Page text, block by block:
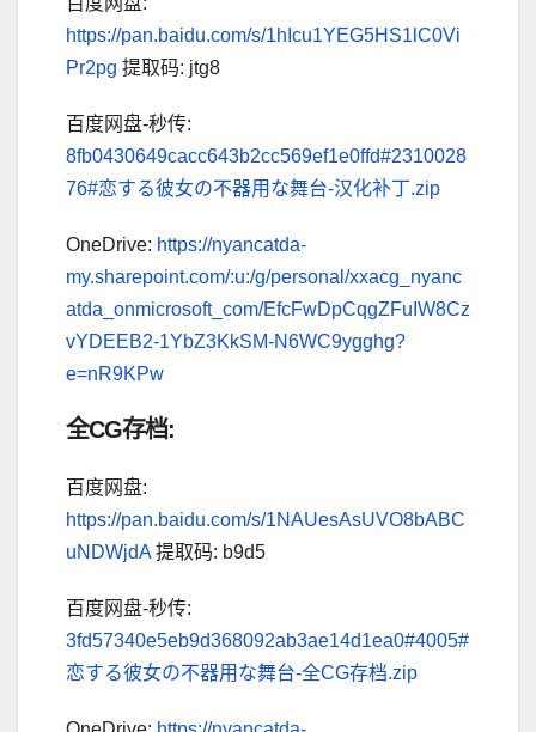
https://pan.baidu.com/s/1hIcu1YEG5HS1lC0Vi
Pr2pg 提取码: jtg8
百度网盘-秒传:
8fb0430649cacc643b2cc569ef1e0ffd#2310028
76#恋する彼女の不器用な舞台-汉化补丁.zip
OneDrive: https://nyancatda-
my.sharepoint.com/:u:/g/personal/xxacg_nyanc
atda_onmicrosoft_com/EfcFwDpCqgZFuIW8Cz
vYDEEB2-1YbZ3KkSM-N6WC9ygghg?
e=nR9KPw
全CG存档:
百度网盘:
https://pan.baidu.com/s/1NAUesAsUVO8bABC
uNDWjdA提取码: b9d5
百度网盘-秒传:
3fd57340e5eb9d368092ab3ae14d1ea0#4005#
恋する彼女の不器用な舞台-全CG存档.zip